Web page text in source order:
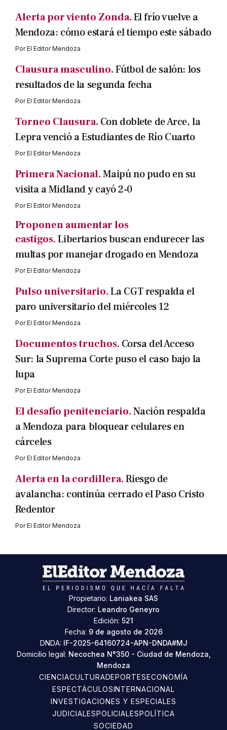
Alerta por viento Zonda.El frío vuelve a
Mendoza: cómo estará el tiempo este sábado
PorEl Editor Mendoza
Clausura masculino.Fútbol de salón: los
resultados de la segunda fecha
PorEl Editor Mendoza
Torneo Clausura. Con doblete de Arce, la
Lepra venció a Estudiantes de Río Cuarto
PorEl Editor Mendoza
Primera Nacional.Maipú no pudo en su
visita a Midland y cayó 2-0
PorEl Editor Mendoza
Proponen aumentar los
castigos.Libertarios buscan endurecer las
multas por manejar drogado en Mendoza
PorEl Editor Mendoza
Pulso universitario.La CGT respalda el
paro universitario del miércoles 12
PorEl Editor Mendoza
Documentos truchos. Corsa del Acceso
Sur: la Suprema Corte puso el caso bajo la
lupa
PorEl Editor Mendoza
El desafío penitenciario.Nación respalda
a Mendoza para bloquear celulares en
cárceles
PorEl Editor Mendoza
Alerta en la cordillera.Riesgo de
avalancha: continúa cerrado el Paso Cristo
Redentor
PorEl Editor Mendoza
Propietario: Laniakea SAS
Director: Leandro Geneyro
Edición: 521
Fecha: 9 de agosto de 2026
DNDA: IF-2025-64160724-APN-DNDA#MJ
Domicilio legal: Necochea N°350 - Ciudad de Mendoza,
Mendoza
CIENCIACULTURADEPORTESECONOMÍA
ESPECTÁCULOSINTERNACIONAL
INVESTIGACIONES Y ESPECIALES
JUDICIALESPOLICIALESPOLÍTICA
SOCIEDAD